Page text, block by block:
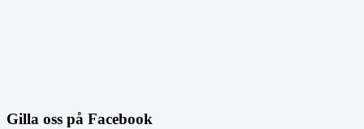
Gilla oss på Facebook